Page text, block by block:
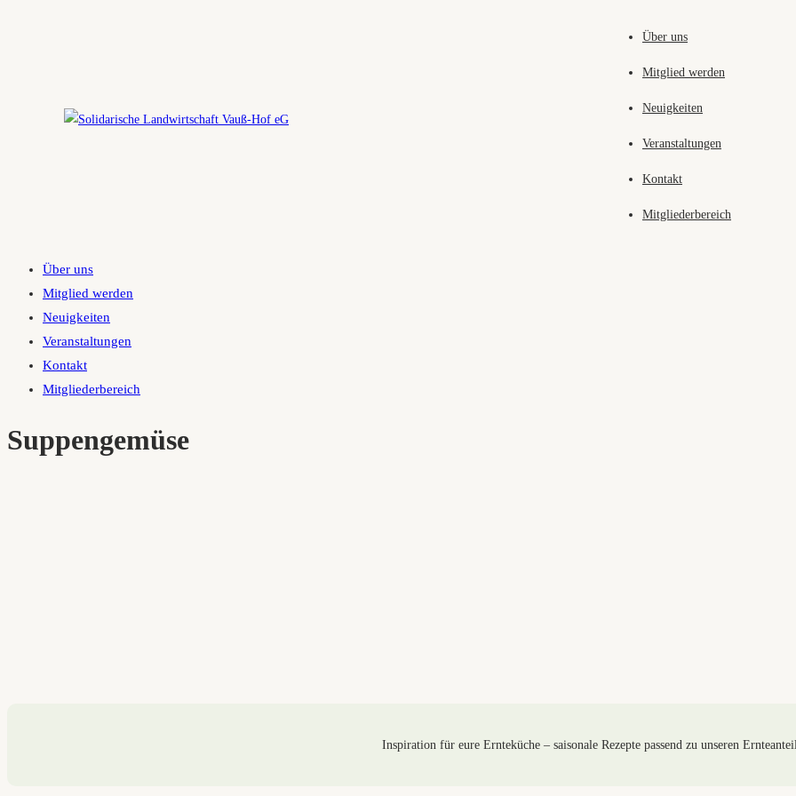
Über uns
Mitglied werden
Neuigkeiten
Veranstaltungen
Kontakt
Mitgliederbereich
Über uns
Mitglied werden
Neuigkeiten
Veranstaltungen
Kontakt
Mitgliederbereich
Suppengemüse
Inspiration für eure Ernteküche – saisonale Rezepte passend zu unseren